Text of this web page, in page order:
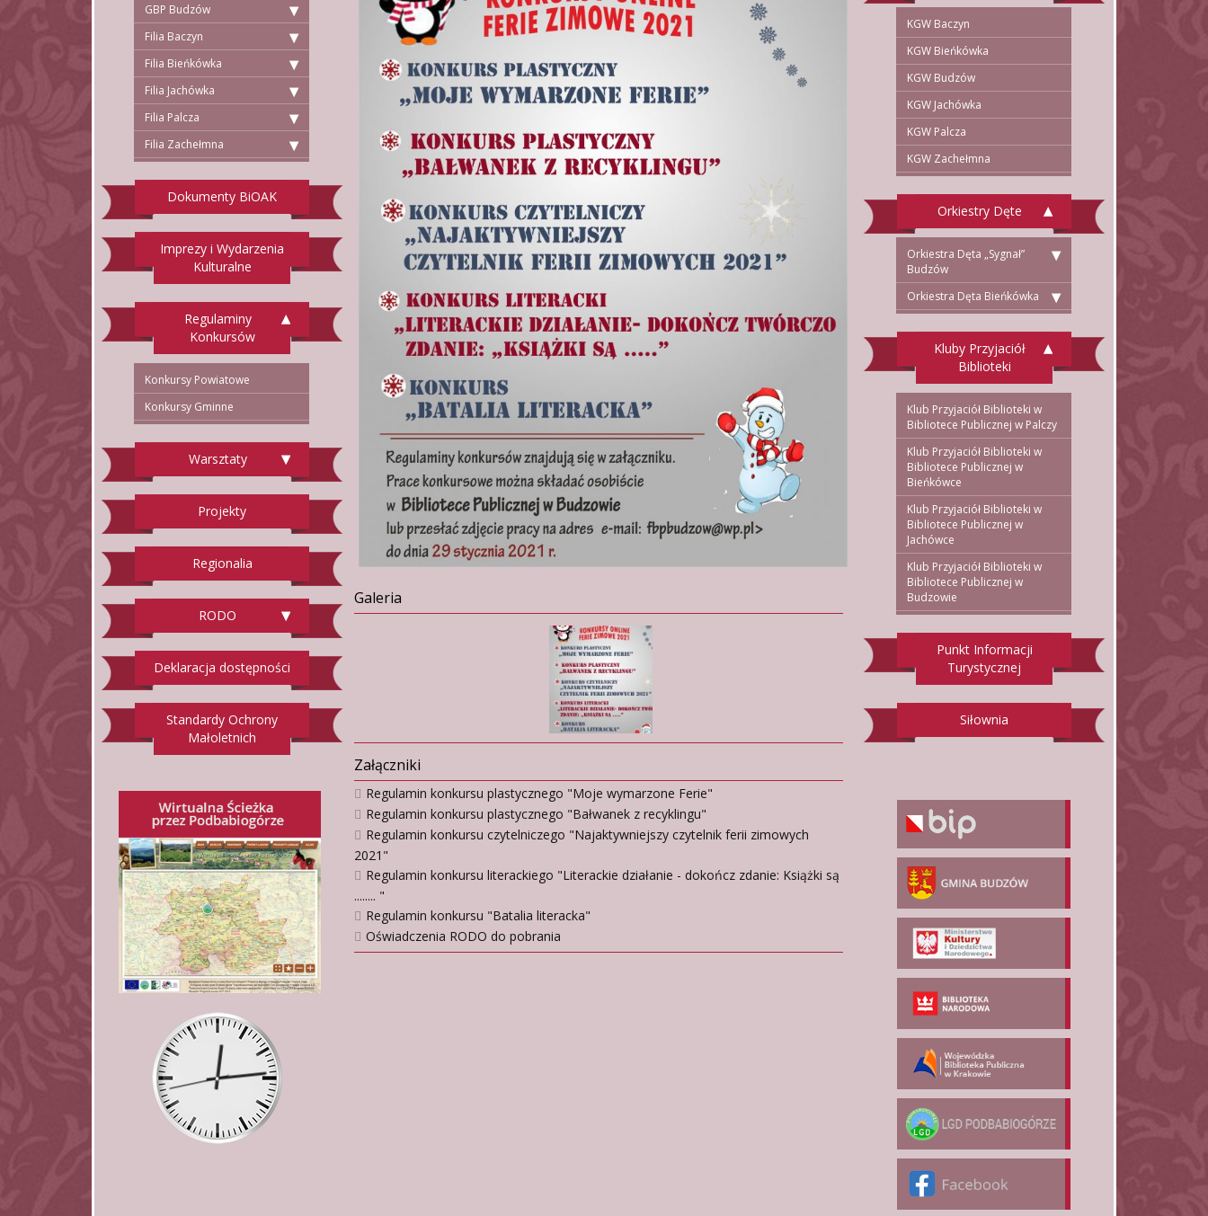
GBP Budzów
Filia Baczyn
Filia Bieńkówka
Filia Jachówka
Filia Palcza
Filia Zachełmna
Dokumenty BiOAK
Imprezy i Wydarzenia
Kulturalne
Regulaminy
Konkursów
Konkursy Powiatowe
Konkursy Gminne
Warsztaty
Projekty
Regionalia
RODO
Deklaracja dostępności
Standardy Ochrony
Małoletnich
Galeria
Załączniki
Regulamin konkursu plastycznego "Moje wymarzone Ferie"
Regulamin konkursu plastycznego "Bałwanek z recyklingu"
Regulamin konkursu czytelniczego "Najaktywniejszy czytelnik ferii zimowych
2021"
Regulamin konkursu literackiego "Literackie działanie - dokończ zdanie: Książki są
........ "
Regulamin konkursu "Batalia literacka"
Oświadczenia RODO do pobrania
KGW Baczyn
KGW Bieńkówka
KGW Budzów
KGW Jachówka
KGW Palcza
KGW Zachełmna
Orkiestry Dęte
Orkiestra Dęta „Sygnał”
Budzów
Orkiestra Dęta Bieńkówka
Kluby Przyjaciół
Biblioteki
Klub Przyjaciół Biblioteki w
Bibliotece Publicznej w Palczy
Klub Przyjaciół Biblioteki w
Bibliotece Publicznej w
Bieńkówce
Klub Przyjaciół Biblioteki w
Bibliotece Publicznej w
Jachówce
Klub Przyjaciół Biblioteki w
Bibliotece Publicznej w
Budzowie
Punkt Informacji
Turystycznej
Siłownia